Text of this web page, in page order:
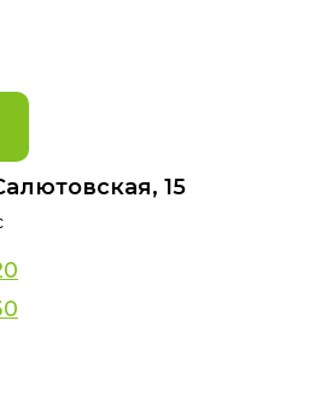
15